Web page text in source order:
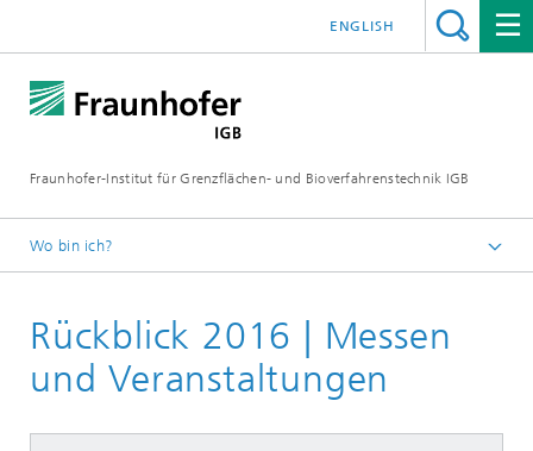
Fraunhofer-Institut für Grenzflächen- und Bioverfahrenstechnik IGB
ENGLISH
Wo bin ich?
Veranstaltungen
Rückblick 2016 | Messen
und Veranstaltungen